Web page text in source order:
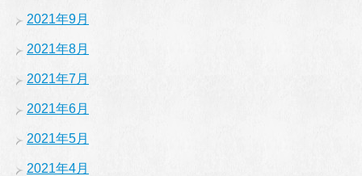
2021年9月
2021年8月
2021年7月
2021年6月
2021年5月
2021年4月